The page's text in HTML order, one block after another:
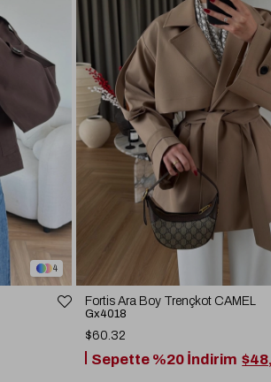
4
Fortis Ara Boy Trençkot CAMEL
Gx4018
$60.32
Sepette %20 İndirim